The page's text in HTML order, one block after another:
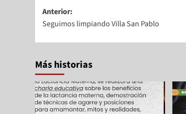
Anterior:
Seguimos limpiando Villa San Pablo
Más historias